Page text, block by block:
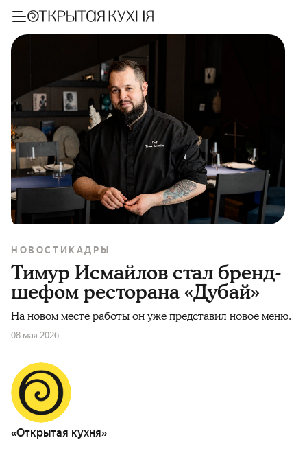
НОВОСТИ КАДРЫ
Тимур Исмайлов стал бренд-
шефом ресторана «Дубай»
На новом месте работы он уже представил новое меню.
08 мая 2026
«Открытая кухня»